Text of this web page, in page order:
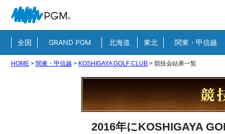
全国 GRAND PGM 北海道 東北 関東・甲信越
HOME > 関東・甲信越 > KOSHIGAYA GOLF CLUB > 競技会結果一覧
2016年にKOSHIGAYA